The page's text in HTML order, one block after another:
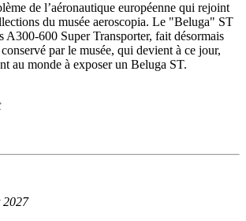
de l’aéronautique européenne qui rejoint
du musée aeroscopia. Le "Beluga" ST
600 Super Transporter, fait désormais
par le musée, qui devient à ce jour,
au monde à exposer un Beluga ST.
2027